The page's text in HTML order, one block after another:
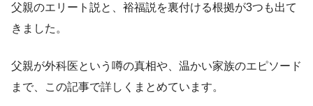
父親のエリート説と、裕福説を裏付ける根拠が3つも出て
きました。
父親が外科医という噂の真相や、温かい家族のエピソード
まで、この記事で詳しくまとめています。